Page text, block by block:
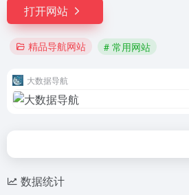
打开网站
精品导航网站 # 常用网站
大数据导航
数据统计